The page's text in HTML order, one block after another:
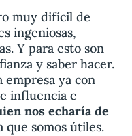
muy difícil de
ingeniosas,
Y para esto son
y saber hacer.
empresa ya con
influencia e
nos echaría de
que somos útiles.